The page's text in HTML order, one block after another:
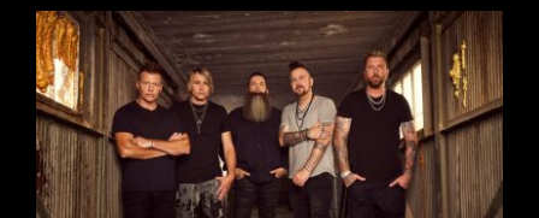
Voir
l'image
agrandie